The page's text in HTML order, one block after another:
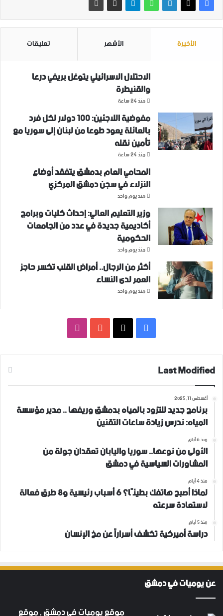
الأخيرة الأشهر تعليقات
الاحتلال الاسرائيلي يتوغل بريفي درعا
والقنيطرة
منذ 24 ساعة
مفوضية اللاجئين: 100 دولار لكل فرد
بالعائلة يعود طوعا من لبنان إلى سوريا مع
تأمين نقله
منذ 24 ساعة
المحامي العام بدمشق يتفقد أوضاع
النزلاء في سجن دمشق المركزي
منذ يوم واحد
وزير التعليم العالي: إحداث كليات وبرامج
أكاديمية جديدة في عدد من الجامعات
الحكومية
منذ يوم واحد
أكثر من الرجال.. أمراض القلب تكسر حاجز
العمر لدى النساء
منذ يوم واحد
فيسبوك ‫YouTube
Last Modified
أغسطس 11, 2025
برنامج جديد للتزود بالمياه بدمشق وريفها .. مدير مؤسسة
المياه: ندرس زيادة ساعات التقنين
منذ 6 أيام
الأولى من نوعها.. سوريا واليابان تعقدان جولة من
المشاورات السياسية في دمشق
منذ 4 أيام
لماذا أصبح هاتفك بطيئًا؟ 6 أسباب رئيسية و8 طرق فعالة
لاستعادة سرعته
منذ 5 أيام
دراسة أميركية تكشف أسراراً عن مخ الإنسان
عن يوميات في دمشق